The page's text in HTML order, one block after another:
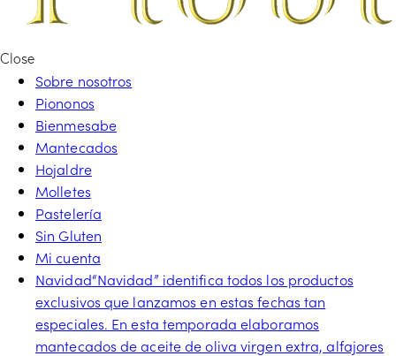
Close
Sobre nosotros
Piononos
Bienmesabe
Mantecados
Hojaldre
Molletes
Pastelería
Sin Gluten
Mi cuenta
Navidad“Navidad” identifica todos los productos
exclusivos que lanzamos en estas fechas tan
especiales. En esta temporada elaboramos
mantecados de aceite de oliva virgen extra, alfajores